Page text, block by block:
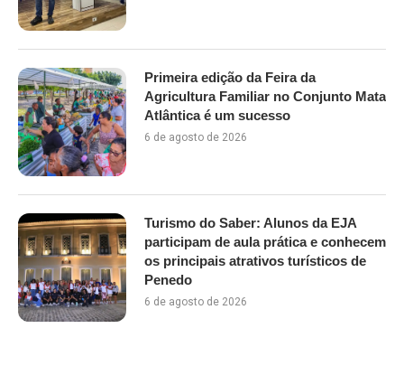
Primeira edição da Feira da
Agricultura Familiar no Conjunto Mata
Atlântica é um sucesso
6 de agosto de 2026
Turismo do Saber: Alunos da EJA
participam de aula prática e conhecem
os principais atrativos turísticos de
Penedo
6 de agosto de 2026